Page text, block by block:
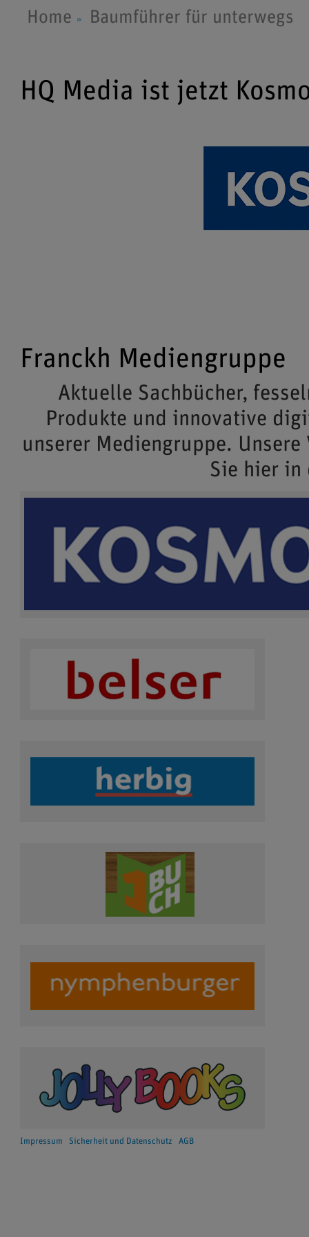
Home Baumführer für unterwegs
HQ Media ist jetzt
Franckh Mediengruppe
Aktuelle Sachbücher,
Produkte und innovative
unserer Mediengruppe.
Sie hier in
Impressum Sicherheit und Datenschutz AGB